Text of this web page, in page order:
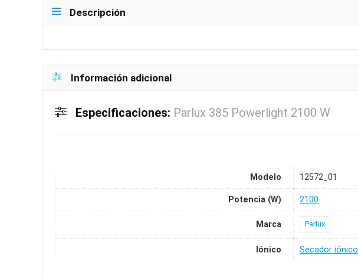
Descripción
Información adicional
Especificaciones: Parlux 385 Powerlight 2100 W
Modelo 12572_01
Potencia (W) 2100
Marca Parlux
Iónico Secador iónico